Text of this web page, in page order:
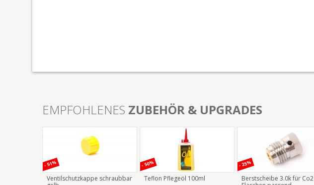
EMPFOHLENES ZUBEHÖR & UPGRADES
- 51%
Ventilschutzkappe schraubbar
- 50%
Teflon Pflegeöl 100ml
- 25%
Berstscheibe 3.0k für Co2